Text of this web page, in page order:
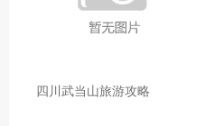
四川武当山旅游攻略